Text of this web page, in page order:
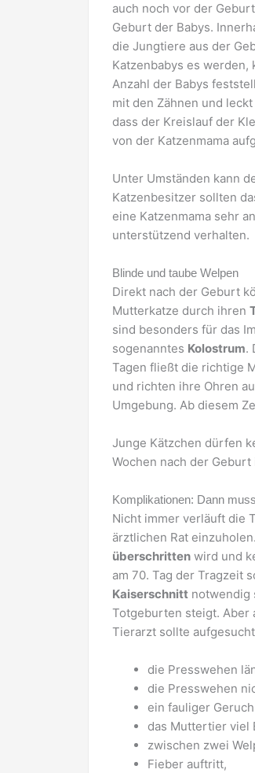
auch noch vor der
Geburt der Babys.
die Jungtiere aus der
Katzenbabys es
Anzahl der Babys
mit den Zähnen und
dass der Kreislauf der
von der Katzenmama
Unter Umständen kann
Katzenbesitzer sollten
eine Katzenmama sehr
unterstützend verhalten.
Blinde und taube Welpen
Direkt nach der Geburt
Mutterkatze durch ihren
sind besonders für das
sogenanntes Kolostrum.
Tagen fließt die richtige
und richten ihre Ohren
Umgebung. Ab diesem
Junge Kätzchen dürfen
Wochen nach der
Komplikationen: Dann
Nicht immer verläuft die
ärztlichen Rat
überschritten wird und
am 70. Tag der Tragzeit
Kaiserschnitt notwendig
Totgeburten steigt. Aber
Tierarzt sollte
die Presswehen
die Presswehen
ein fauliger
das Muttertier viel
zwischen zwei
Fieber auftritt,